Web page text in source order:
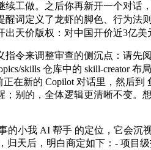
续工做。之后你再新开一个对话
醒词定义了龙虾的脚色、行为法
出天价版权：对中国开价近3亿美
来调整审查的侧沉点：请先阅
skills 仓库中的 skill-creator
正在新的 Copilot 对话里，然后
；别的，全体逻辑更清晰不变。
我 AI 帮手 的定位，它会沉视
归天后，明白商定如下：- 项目